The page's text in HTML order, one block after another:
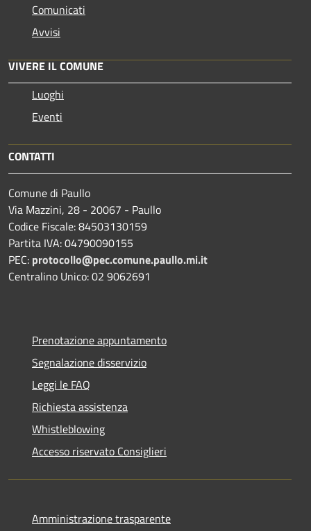
Comunicati
Avvisi
VIVERE IL COMUNE
Luoghi
Eventi
CONTATTI
Comune di Paullo
Via Mazzini, 28 - 20067 - Paullo
Codice Fiscale: 84503130159
Partita IVA: 04790090155
PEC: protocollo@pec.comune.paullo.mi.it
Centralino Unico: 02 9062691
Prenotazione appuntamento
Segnalazione disservizio
Leggi le FAQ
Richiesta assistenza
Whistleblowing
Accesso riservato Consiglieri
Amministrazione trasparente